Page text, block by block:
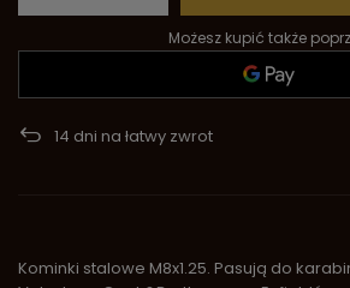
Możesz kupić także
14 dni na łatwy zwrot
Kominki stalowe M8x1.25. Pasują do